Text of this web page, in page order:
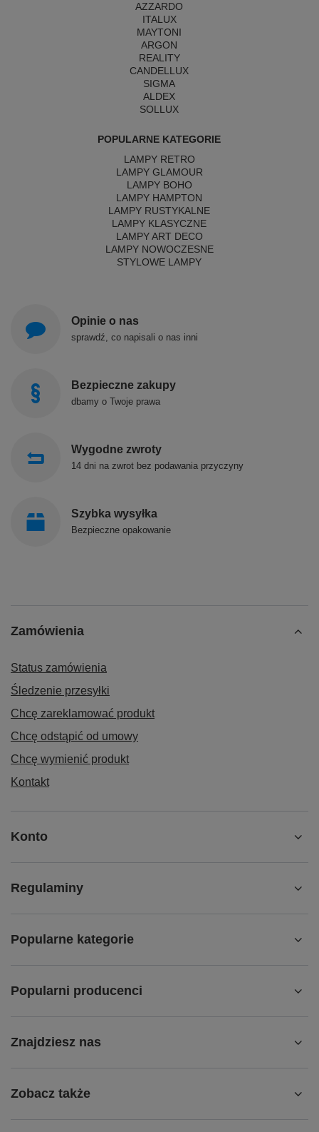
AZZARDO
ITALUX
MAYTONI
ARGON
REALITY
CANDELLUX
SIGMA
ALDEX
SOLLUX
POPULARNE KATEGORIE
LAMPY RETRO
LAMPY GLAMOUR
LAMPY BOHO
LAMPY HAMPTON
LAMPY RUSTYKALNE
LAMPY KLASYCZNE
LAMPY ART DECO
LAMPY NOWOCZESNE
STYLOWE LAMPY
Opinie o nas
sprawdź, co napisali o nas inni
Bezpieczne zakupy
dbamy o Twoje prawa
Wygodne zwroty
14 dni na zwrot bez podawania przyczyny
Szybka wysyłka
Bezpieczne opakowanie
Zamówienia
Status zamówienia
Śledzenie przesyłki
Chcę zareklamować produkt
Chcę odstąpić od umowy
Chcę wymienić produkt
Kontakt
Konto
Regulaminy
Popularne kategorie
Popularni producenci
Znajdziesz nas
Zobacz także